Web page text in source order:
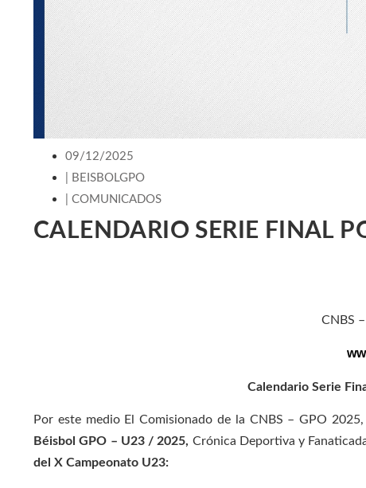
09/12/2025
BEISBOLGPO
COMUNICADOS
CALENDARIO SERIE FINAL
CNBS
Calendario Serie
Por este medio El Comisionado de la CNBS – GPO 2025,
Béisbol GPO – U23 / 2025, Crónica Deportiva y
del X Campeonato U23: